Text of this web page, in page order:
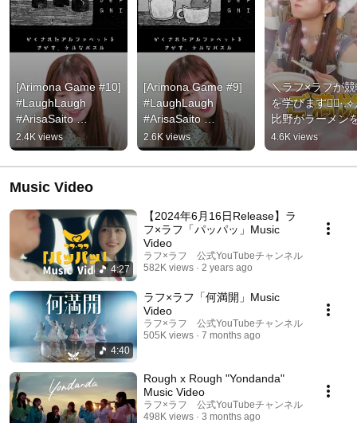
[Arimona Game #10]
#LaughLaugh
#ArisaSaito
#MonamiYoshimura
2.4K views
[Arimona Game #9]
#LaughLaugh
#ArisaSaito
#MonamiYoshimura
2.6K views
＼ラフ×ラフが
を学びます
比野がラーメン
べて食べて食べ
り！まさかの事
衝撃の展開が！
4.6K views
Music Video
4:27
【2024年6月16日Release】ラ
フ×ラフ「パッパッ」Music
Video
ラフ×ラフ 公式YouTubeチャンネル
582K views
2 years ago
4:40
ラフ×ラフ「何満開」Music
Video
ラフ×ラフ 公式YouTubeチャンネル
505K views
7 months ago
Rough x Rough "Yondanda"
Music Video
ラフ×ラフ 公式YouTubeチャンネル
498K views
3 months ago